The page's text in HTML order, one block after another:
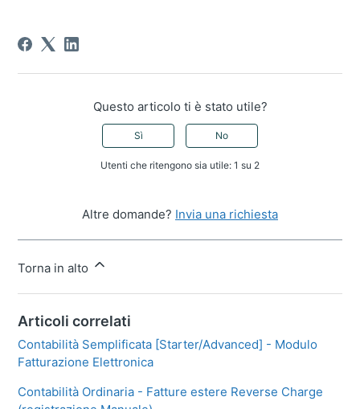
Questo articolo ti è stato utile?
Sì No
Utenti che ritengono sia utile: 1 su 2
Altre domande? Invia una richiesta
Torna in alto
Articoli correlati
Contabilità Semplificata [Starter/Advanced] - Modulo
Fatturazione Elettronica
Contabilità Ordinaria - Fatture estere Reverse Charge